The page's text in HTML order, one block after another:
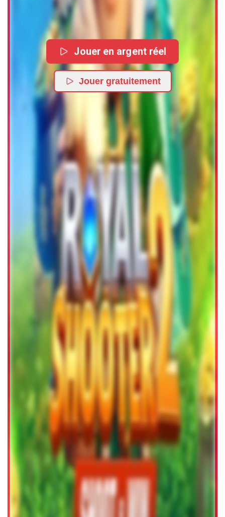
Jouer en argent réel
Jouer gratuitement